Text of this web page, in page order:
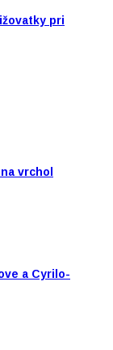
pri
vrchol
a Cyrilo-